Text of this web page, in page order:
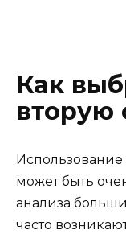
Как
вторую
может быть
анализа
часто